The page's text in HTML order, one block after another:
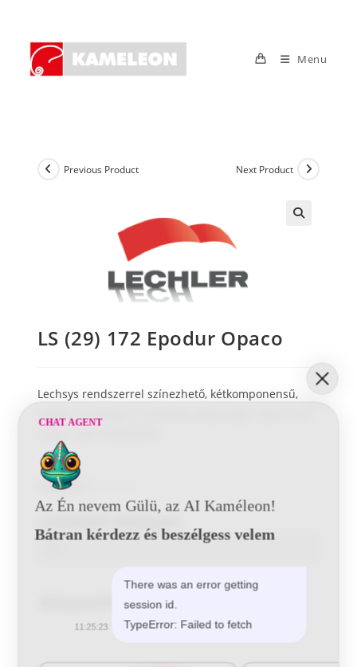
content
Menu
Previous Product Next Product
LS (29) 172 Epodur Opaco
Lechsys rendszerrel színezhető, kétkomponensű,
Kategória:
Related Products
CHAT AGENT
Az Én nevem Gülü, az AI Kaméleon!
Bátran kérdezz és beszélgess velem
There was an error getting
session id.
TypeError: Failed to fetch
11:25:23